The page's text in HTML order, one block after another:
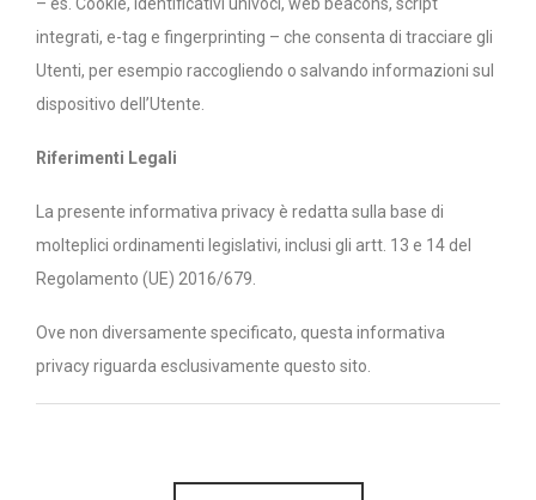
integrati, e-tag e fingerprinting – che consenta di tracciare gli
Utenti, per esempio raccogliendo o salvando informazioni sul
dispositivo dell’Utente.
Riferimenti Legali
La presente informativa privacy è redatta sulla base di
molteplici ordinamenti legislativi, inclusi gli artt. 13 e 14 del
Regolamento (UE) 2016/679.
Ove non diversamente specificato, questa informativa
privacy riguarda esclusivamente questo sito.